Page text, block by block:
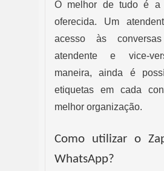
O melhor de tudo é a
oferecida. Um
acesso às
atendente e vice-
maneira, ainda é
etiquetas em cada
melhor organização.
Como utilizar o
WhatsApp?